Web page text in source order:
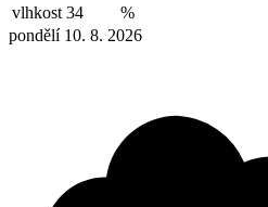
vlhkost 34
%
pondělí 10. 8. 2026